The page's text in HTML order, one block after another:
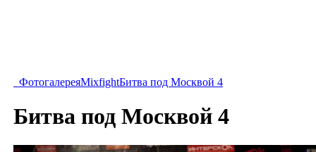
ФотогалереяMixfightБитва под Москвой 4
Битва под Москвой 4